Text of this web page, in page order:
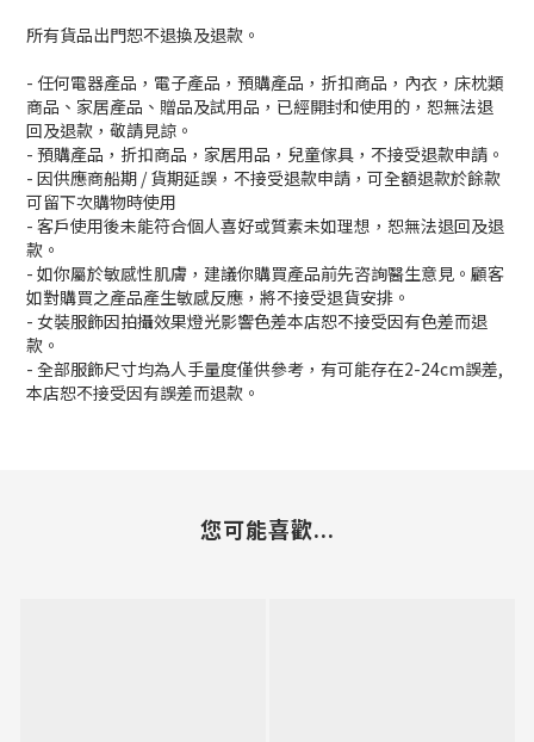
所有貨品出門恕不退換及退款。
- 任何電器產品，電子產品，預購產品，折扣商品，內衣，床枕類
商品、家居產品、贈品及試用品，已經開封和使用的，恕無法退
回及退款，敬請見諒。
- 預購產品，折扣商品，家居用品，兒童傢具，不接受退款申請。
- 因供應商船期 / 貨期延誤，不接受退款申請，可全額退款於餘款
可留下次購物時使用
- 客戶使用後未能符合個人喜好或質素未如理想，恕無法退回及退
款。
- 如你屬於敏感性肌膚，建議你購買產品前先咨詢醫生意見。顧客
如對購買之產品產生敏感反應，將不接受退貨安排。
- 女裝服飾因拍攝效果燈光影響色差本店恕不接受因有色差而退
款。
- 全部服飾尺寸均為人手量度僅供參考，有可能存在2-24cm誤差,
本店恕不接受因有誤差而退款。
您可能喜歡...